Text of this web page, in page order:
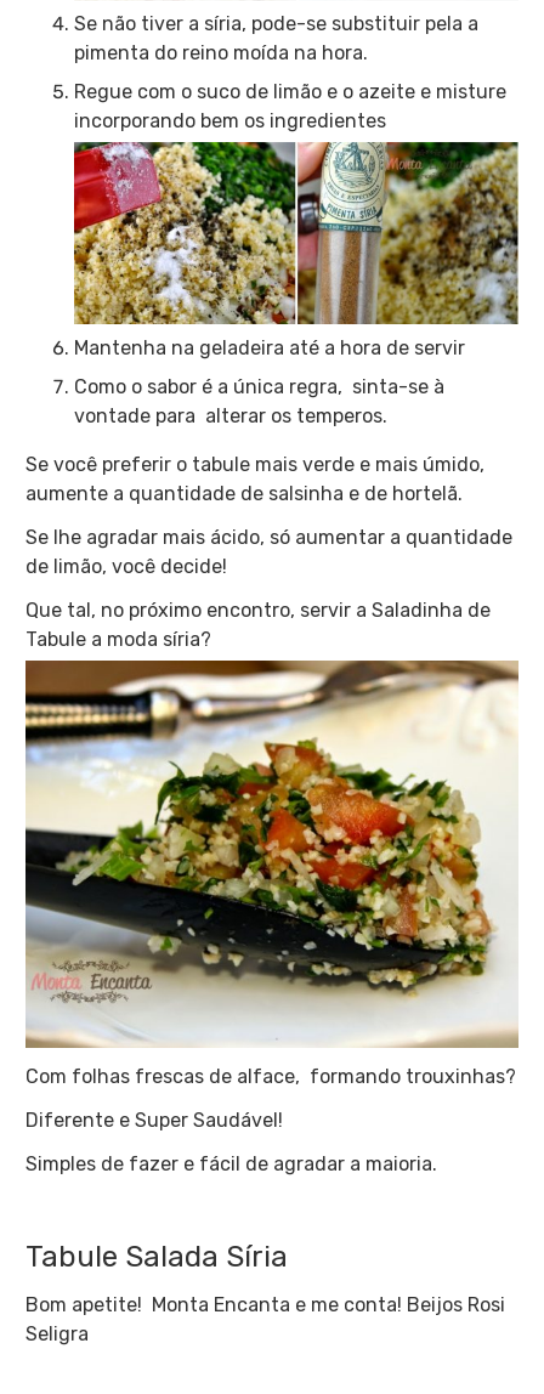
Se não tiver a síria, pode-se substituir pela a
pimenta do reino moída na hora.
Regue com o suco de limão e o azeite e misture
incorporando bem os ingredientes
Mantenha na geladeira até a hora de servir
Como o sabor é a única regra, sinta-se à
vontade para alterar os temperos.
Se você preferir o tabule mais verde e mais úmido,
aumente a quantidade de salsinha e de hortelã.
Se lhe agradar mais ácido, só aumentar a quantidade
de limão, você decide!
Que tal, no próximo encontro, servir a Saladinha de
Tabule a moda síria?
Com folhas frescas de alface, formando trouxinhas?
Diferente e Super Saudável!
Simples de fazer e fácil de agradar a maioria.
Tabule Salada Síria
Bom apetite! Monta Encanta e me conta! Beijos Rosi
Seligra